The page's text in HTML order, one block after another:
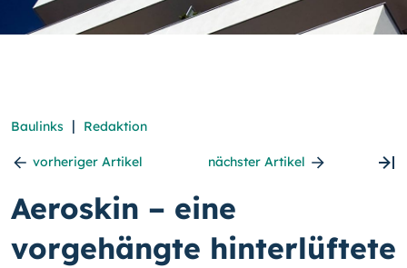
Baulinks | Redaktion
vorheriger Artikel nächster Artikel
Aeroskin – eine
vorgehängte hinterlüftete